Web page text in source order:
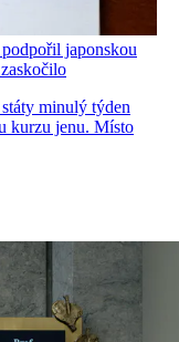
japonskou
minulý týden
kurzu jenu. Místo